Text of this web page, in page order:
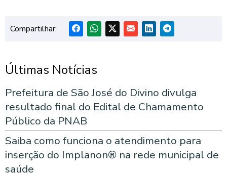
Compartilhar:
Últimas Notícias
Prefeitura de São José do Divino divulga
resultado final do Edital de Chamamento
Público da PNAB
Saiba como funciona o atendimento para
inserção do Implanon® na rede municipal de
saúde